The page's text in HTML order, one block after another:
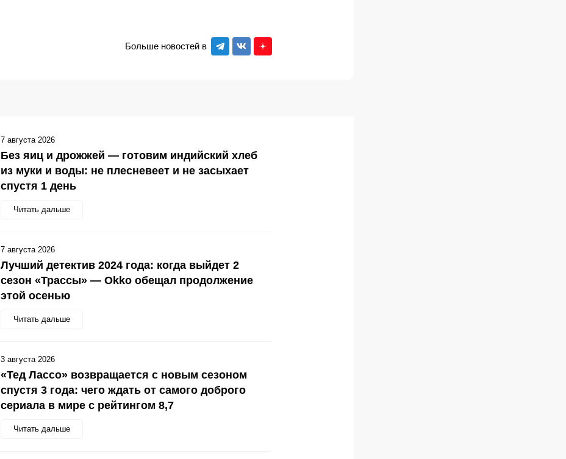
Больше новостей в
Без яиц и дрожжей — готовим индийский хлеб
из муки и воды: не плесневеет и не засыхает
спустя 1 день
Читать дальше
7 августа 2026
Лучший детектив 2024 года: когда выйдет 2
сезон «Трассы» — Okko обещал продолжение
этой осенью
Читать дальше
7 августа 2026
«Тед Лассо» возвращается с новым сезоном
спустя 3 года: чего ждать от самого доброго
сериала в мире с рейтингом 8,7
Читать дальше
3 августа 2026